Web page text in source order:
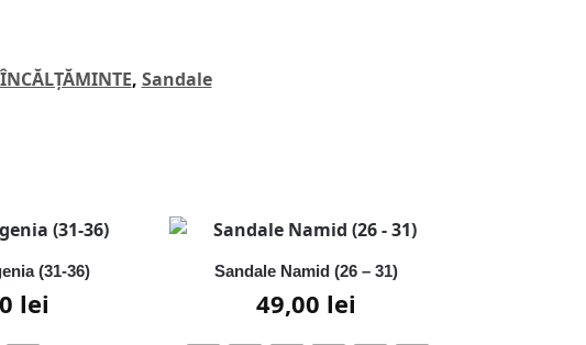
ÎNCĂLȚĂMINTE, Sandale
(31-36)
lei
Sandale Namid (26 – 31)
49,00 lei